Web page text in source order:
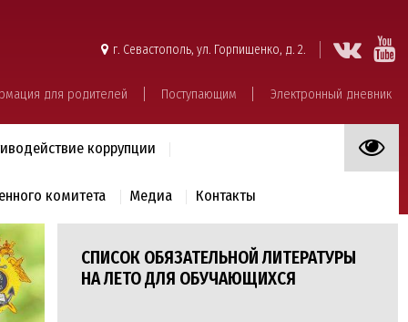
г. Севастополь, ул. Горпищенко, д. 2.
для родителей Поступающим Электронный дневник
коррупции
комитета Медиа Контакты
СПИСОК ОБЯЗАТЕЛЬНОЙ ЛИТЕРАТУРЫ
НА ЛЕТО ДЛЯ ОБУЧАЮЩИХСЯ